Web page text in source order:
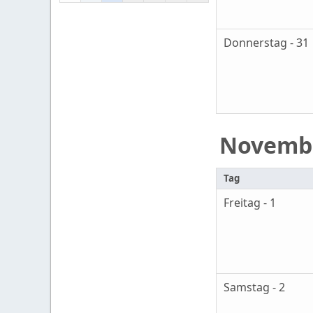
Donnerstag - 31
Tag
Freitag - 1
Samstag - 2